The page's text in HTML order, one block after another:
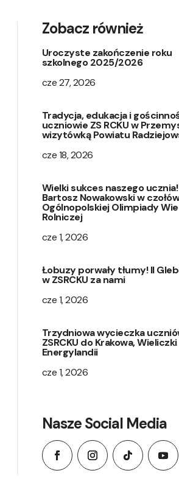
Zobacz również
Uroczyste zakończenie roku
szkolnego 2025/2026
cze 27, 2026
Tradycja, edukacja i
uczniowie ZS RCKU w
wizytówką Powiatu
cze 18, 2026
Wielki sukces naszego ucznia!
Bartosz Nowakowski w
Ogólnopolskiej Olimpiady
Rolniczej
cze 1, 2026
Łobuzy porwały tłumy! II
w ZSRCKU za nami
cze 1, 2026
Trzydniowa wycieczka
ZSRCKU do Krakowa, Wieliczki
Energylandii
cze 1, 2026
Nasze Social Media